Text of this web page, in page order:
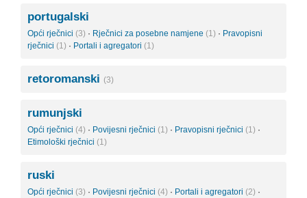
portugalski
Opći rječnici (3) · Rječnici za posebne namjene (1) · Pravopisni
rječnici (1) · Portali i agregatori (1)
retoromanski (3)
rumunjski
Opći rječnici (4) · Povijesni rječnici (1) · Pravopisni rječnici (1) ·
Etimološki rječnici (1)
ruski
Opći rječnici (3) · Povijesni rječnici (4) · Portali i agregatori (2) ·